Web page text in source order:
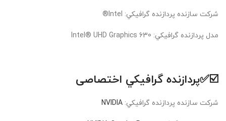
شرکت سازنده پردازنده گرافيکي: Intel®
مدل پردازنده گرافيکي: Intel® UHD Graphics 630
☑️✅پردازنده گرافيکي اختصاصی
شرکت سازنده پردازنده گرافيکي: NVIDIA